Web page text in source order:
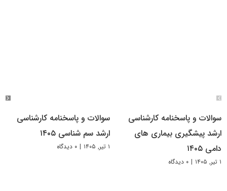
سوالات و پاسخنامه کارشناسی
ارشد پیشگیری بیماری های
دامی ۱۴۰۵
۱ تیر, ۱۴۰۵ | ۰ دیدگاه
سوالات و پاسخنامه کارشناسی
ارشد سم شناسی ۱۴۰۵
۱ تیر, ۱۴۰۵ | ۰ دیدگاه